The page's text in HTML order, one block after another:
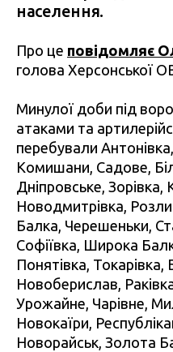
населення.
Про це повідомляє
голова Херсонської
Минулої доби під
атаками та
перебували
Комишани, Садове,
Дніпровське, Зорівка,
Новодмитрівка,
Балка, Черешеньки,
Софіївка, Широка
Понятівка, Токарівка,
Новоберислав,
Урожайне, Чарівне,
Новокаїри,
Новорайськ, Золота